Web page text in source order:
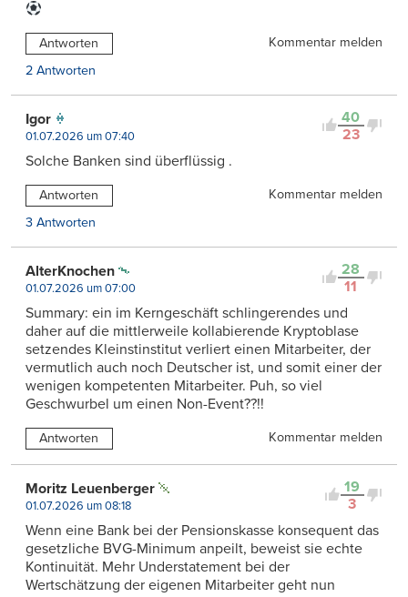
Antworten
Kommentar melden
2 Antworten
40
23
Igor
01.07.2026 um 07:40
Solche Banken sind überflüssig .
Antworten
Kommentar melden
3 Antworten
28
11
AlterKnochen
01.07.2026 um 07:00
Summary: ein im Kerngeschäft schlingerendes und
daher auf die mittlerweile kollabierende Kryptoblase
setzendes Kleinstinstitut verliert einen Mitarbeiter, der
vermutlich auch noch Deutscher ist, und somit einer der
wenigen kompetenten Mitarbeiter. Puh, so viel
Geschwurbel um einen Non-Event??!!
Antworten Kommentar melden
19
3
Moritz Leuenberger
01.07.2026 um 08:18
Wenn eine Bank bei der Pensionskasse konsequent das
gesetzliche BVG-Minimum anpeilt, beweist sie echte
Kontinuität. Mehr Understatement bei der
Wertschätzung der eigenen Mitarbeiter geht nun